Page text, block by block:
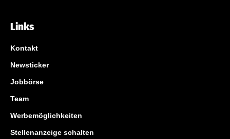
Links
Kontakt
Newsticker
Jobbörse
Team
Werbemöglichkeiten
Stellenanzeige schalten